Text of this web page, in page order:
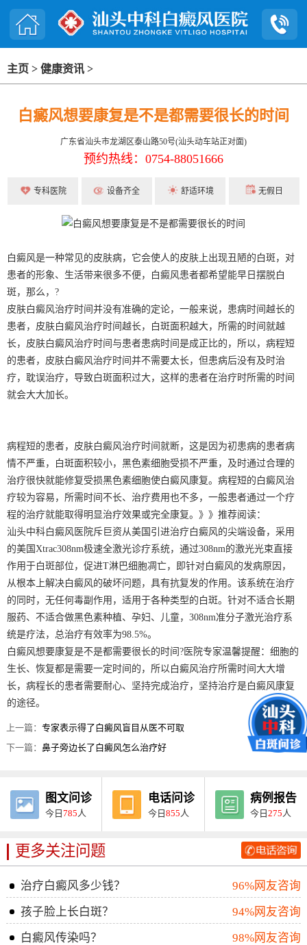
主页 > 健康资讯 >
白癜风想要康复是不是都需要很长的时间
广东省汕头市龙湖区泰山路50号(汕头动车站正对面)
预约热线：0754-88051666
专科医院 设备齐全 舒适环境 无假日
白癜风是一种常见的皮肤病，它会使人的皮肤上出现丑陋的白斑，对
患者的形象、生活带来很多不便，白癜风患者都希望能早日摆脱白
斑，那么，?
皮肤白癜风治疗时间并没有准确的定论，一般来说，患病时间越长的
患者，皮肤白癜风治疗时间越长，白斑面积越大，所需的时间就越
长，皮肤白癜风治疗时间与患者患病时间是成正比的，所以，病程短
的患者，皮肤白癜风治疗时间并不需要太长，但患病后没有及时治
疗，耽误治疗，导致白斑面积过大，这样的患者在治疗时所需的时间
就会大大加长。
病程短的患者，皮肤白癜风治疗时间就断，这是因为初患病的患者病
情不严重，白斑面积较小，黑色素细胞受损不严重，及时通过合理的
治疗很快就能修复受损黑色素细胞使白癜风康复。病程短的白癜风治
疗较为容易，所需时间不长、治疗费用也不多，一般患者通过一个疗
程的治疗就能取得明显治疗效果或完全康复。》》推荐阅读：
汕头中科白癜风医院斥巨资从美国引进治疗白癜风的尖端设备，采用
的美国Xtrac308nm极速全激光诊疗系统，通过308nm的激光光束直接
作用于白斑部位，促进T淋巴细胞凋亡，即针对白癜风的发病原因，
从根本上解决白癜风的破坏问题，具有抗复发的作用。该系统在治疗
的同时，无任何毒副作用，适用于各种类型的白斑。针对不适合长期
服药、不适合做黑色素种植、孕妇、儿童，308nm准分子激光治疗系
统是疗法，总治疗有效率为98.5%。
白癜风想要康复是不是都需要很长的时间?医院专家温馨提醒：细胞的
生长、恢复都是需要一定时间的，所以白癜风治疗所需时间大大增
长，病程长的患者需要耐心、坚持完成治疗，坚持治疗是白癜风康复
的途径。
上一篇：专家表示得了白癜风盲目从医不可取
下一篇：鼻子旁边长了白癜风怎么治疗好
图文问诊
今日785 人
电话问诊
今日855 人
病例报告
今日275 人
更多关注问题
治疗白癜风多少钱？
96%网友咨询
孩子脸上长白斑？
94%网友咨询
白癜风传染吗？
98%网友咨询